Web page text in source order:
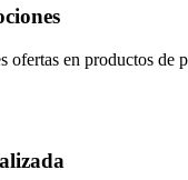
ofertas en productos de